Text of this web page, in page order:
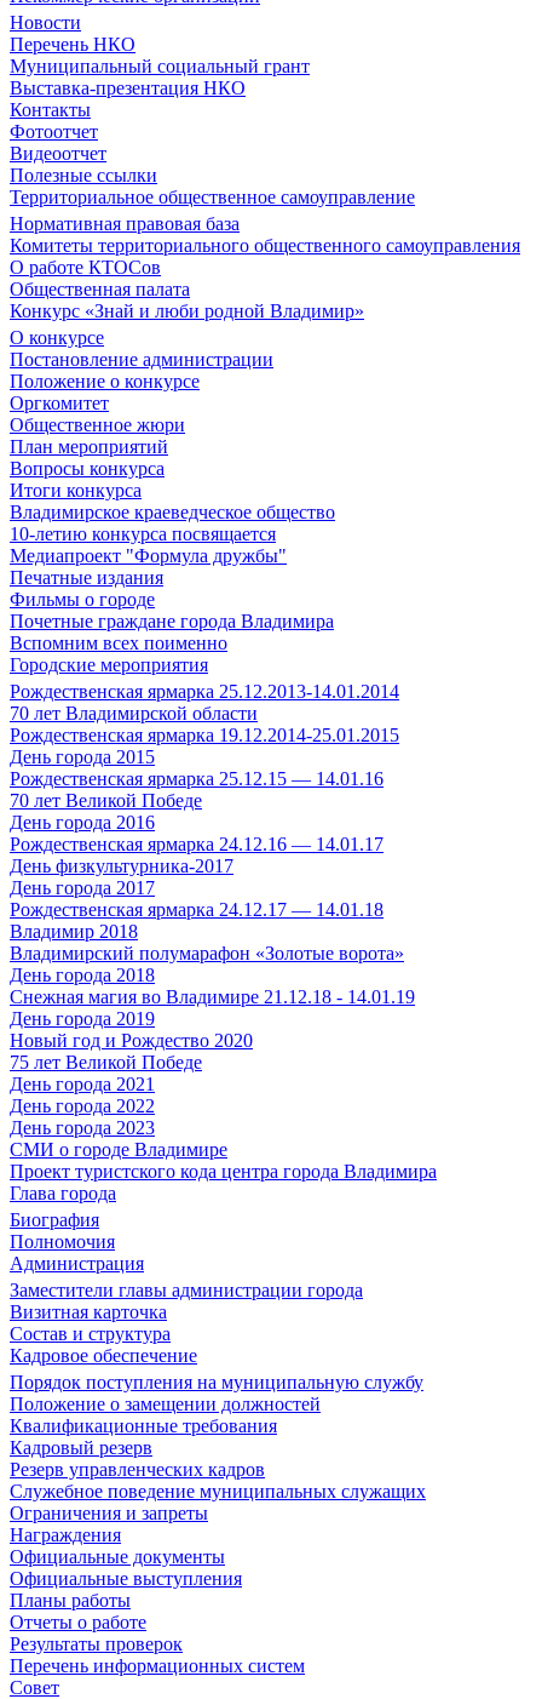
Новости
Перечень НКО
Муниципальный социальный грант
Выставка-презентация НКО
Контакты
Фотоотчет
Видеоотчет
Полезные ссылки
Территориальное общественное самоуправление
Нормативная правовая база
Комитеты территориального общественного самоуправления
О работе КТОСов
Общественная палата
Конкурс «Знай и люби родной Владимир»
О конкурсе
Постановление администрации
Положение о конкурсе
Оргкомитет
Общественное жюри
План мероприятий
Вопросы конкурса
Итоги конкурса
Владимирское краеведческое общество
10-летию конкурса посвящается
Медиапроект "Формула дружбы"
Печатные издания
Фильмы о городе
Почетные граждане города Владимира
Вспомним всех поименно
Городские мероприятия
Рождественская ярмарка 25.12.2013-14.01.2014
70 лет Владимирской области
Рождественская ярмарка 19.12.2014-25.01.2015
День города 2015
Рождественская ярмарка 25.12.15 — 14.01.16
70 лет Великой Победе
День города 2016
Рождественская ярмарка 24.12.16 — 14.01.17
День физкультурника-2017
День города 2017
Рождественская ярмарка 24.12.17 — 14.01.18
Владимир 2018
Владимирский полумарафон «Золотые ворота»
День города 2018
Снежная магия во Владимире 21.12.18 - 14.01.19
День города 2019
Новый год и Рождество 2020
75 лет Великой Победе
День города 2021
День города 2022
День города 2023
СМИ о городе Владимире
Проект туристского кода центра города Владимира
Глава города
Биография
Полномочия
Администрация
Заместители главы администрации города
Визитная карточка
Состав и структура
Кадровое обеспечение
Порядок поступления на муниципальную службу
Положение о замещении должностей
Квалификационные требования
Кадровый резерв
Резерв управленческих кадров
Служебное поведение муниципальных служащих
Ограничения и запреты
Награждения
Официальные документы
Официальные выступления
Планы работы
Отчеты о работе
Результаты проверок
Перечень информационных систем
Совет